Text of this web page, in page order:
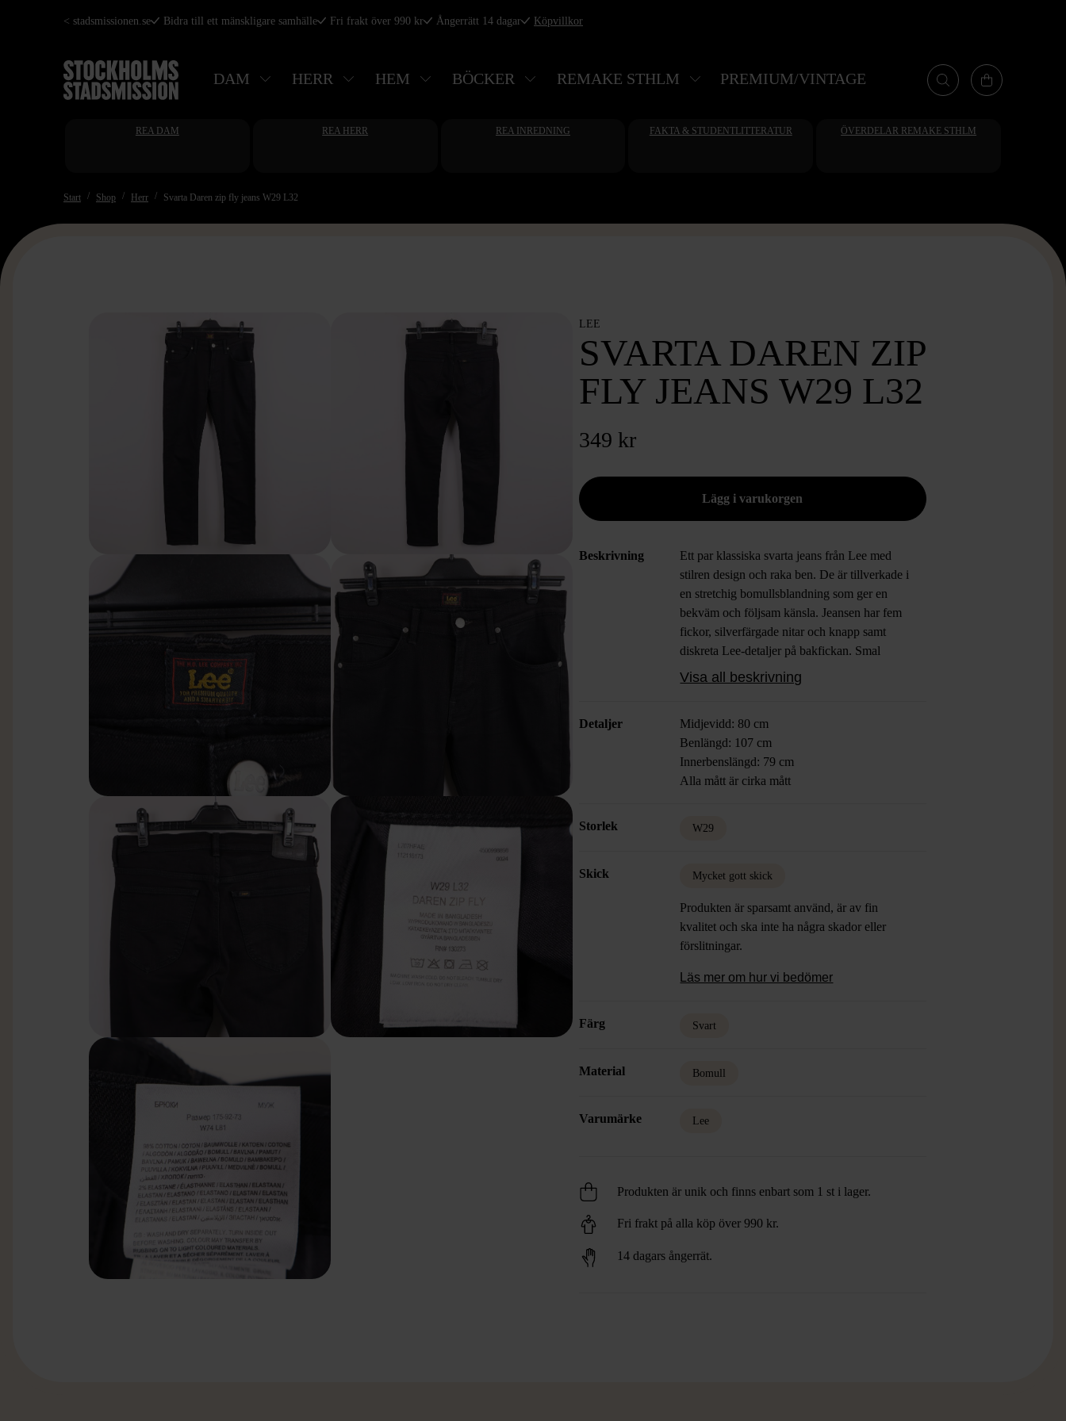
Hoppa
huvudinnehåll
< stadsmissionen.se Bidra till ett mänskligare samhälle Fri frakt över 990 kr Ångerrätt 14 dagar Köpvillkor
DAM HERR HEM BÖCKER REMAKE STHLM PREMIUM/VINTAGE
REA DAM REA HERR REA INREDNING FAKTA & STUDENTLITTERATUR ÖVERDELAR REMAKE STHLM
Start Shop Herr Svarta Daren zip fly jeans W29 L32
LEE
SVARTA DAREN ZIP
FLY JEANS W29 L32
349 kr
Beskrivning
Ett par klassiska svarta jeans från Lee med
stilren design och raka ben. De är tillverkade i
en stretchig bomullsblandning som ger en
bekväm och följsam känsla. Jeansen har fem
fickor, silverfärgade nitar och knapp samt
diskreta Lee-detaljer på bakfickan. Smal
passform för en uppdaterad look med tidlös
Visa all beskrivning
Detaljer
Midjevidd: 80 cm
Benlängd: 107 cm
Innerbenslängd: 79 cm
Alla mått är cirka mått
Storlek W29
Skick Mycket gott skick
Produkten är sparsamt använd, är av fin
kvalitet och ska inte ha några skador eller
förslitningar.
Läs mer om hur vi bedömer
Färg Svart
Material Bomull
Varumärke Lee
Produkten är unik och finns enbart som 1 st i lager.
Fri frakt på alla köp över 990 kr.
14 dagars ångerrät.